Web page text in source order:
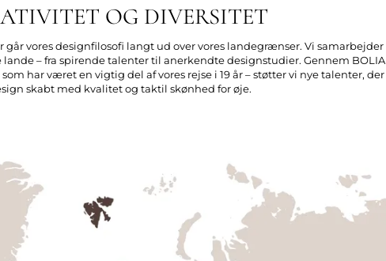
OG DIVERSITET
går vores designfilosofi langt ud over vores landegrænser. Vi samarbejder
lande – fra spirende talenter til anerkendte designstudier. Gennem BOLIA
har været en vigtig del af vores rejse i 19 år – støtter vi nye talenter, der
skabt med kvalitet og taktil skønhed for øje.